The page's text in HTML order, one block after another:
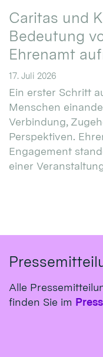
Caritas und
Bedeutung
Ehrenamt
17. Juli 2026
Ein erster Schritt
Menschen
Verbindung,
Perspektiven.
Engagement
einer
Alle
finden Sie im